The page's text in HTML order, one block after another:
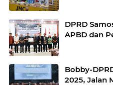
DPRD
APBD dan
Bobby-
2025, Jalan